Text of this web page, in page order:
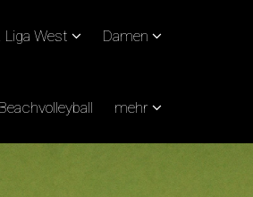
Liga West Damen
Beachvolleyball mehr